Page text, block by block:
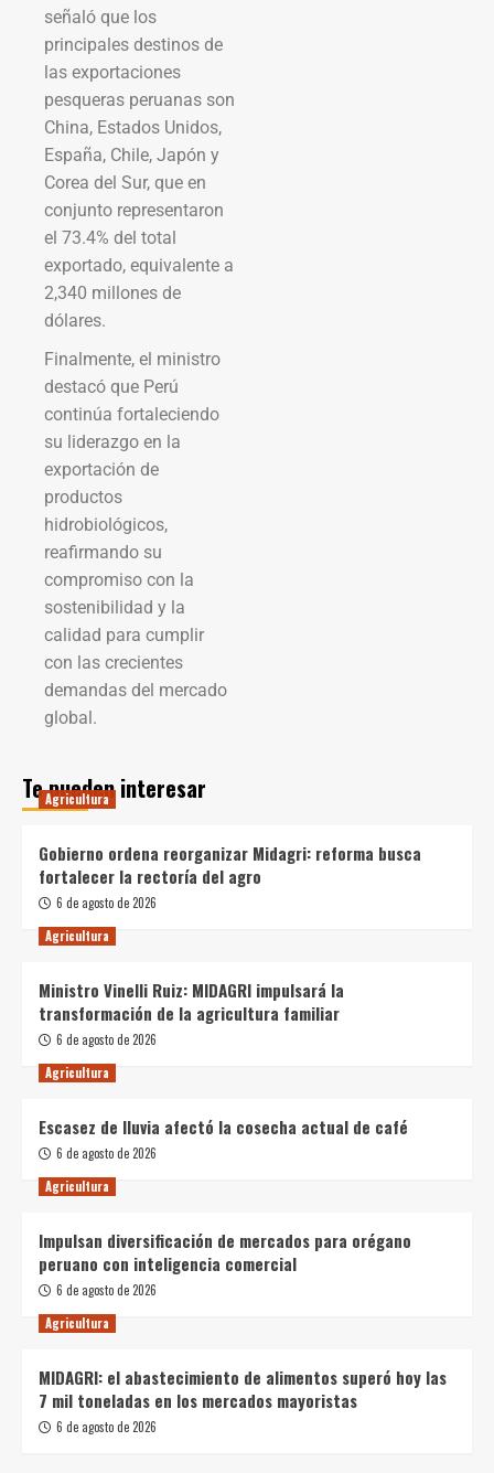
señaló que los
principales destinos de
las exportaciones
pesqueras peruanas son
China, Estados Unidos,
España, Chile, Japón y
Corea del Sur, que en
conjunto representaron
el 73.4% del total
exportado, equivalente a
2,340 millones de
dólares.
Finalmente, el ministro
destacó que Perú
continúa fortaleciendo
su liderazgo en la
exportación de
productos
hidrobiológicos,
reafirmando su
compromiso con la
sostenibilidad y la
calidad para cumplir
con las crecientes
demandas del mercado
global.
Te pueden interesar
Agricultura
Gobierno ordena reorganizar Midagri: reforma busca
fortalecer la rectoría del agro
6 de agosto de 2026
Agricultura
Ministro Vinelli Ruiz: MIDAGRI impulsará la
transformación de la agricultura familiar
6 de agosto de 2026
Agricultura
Escasez de lluvia afectó la cosecha actual de café
6 de agosto de 2026
Agricultura
Impulsan diversificación de mercados para orégano
peruano con inteligencia comercial
6 de agosto de 2026
Agricultura
MIDAGRI: el abastecimiento de alimentos superó hoy las
7 mil toneladas en los mercados mayoristas
6 de agosto de 2026